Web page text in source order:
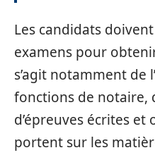
Les candidats
examens pour
s’agit notamment de
fonctions de notaire,
d’épreuves écrites et
portent sur les